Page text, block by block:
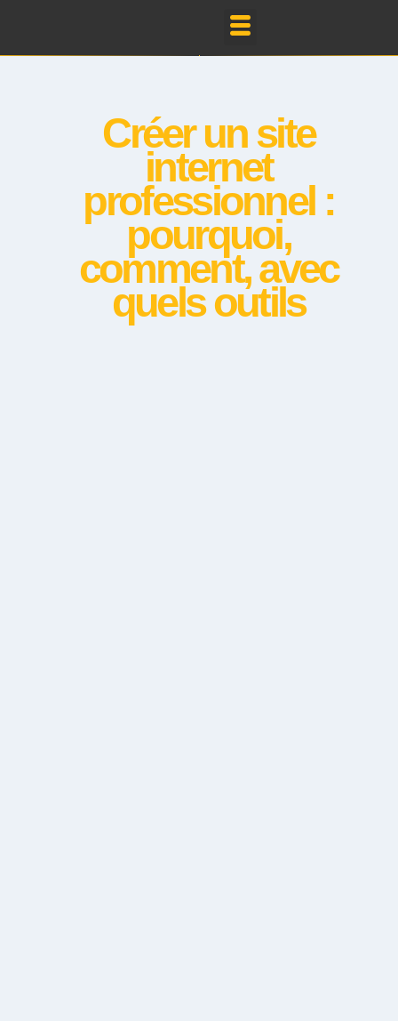
Créer un site
internet
professionnel :
pourquoi,
comment, avec
quels outils